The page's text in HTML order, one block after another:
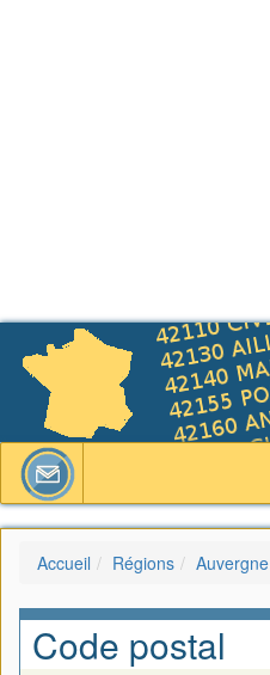
Accueil Régions Auvergne
Code postal